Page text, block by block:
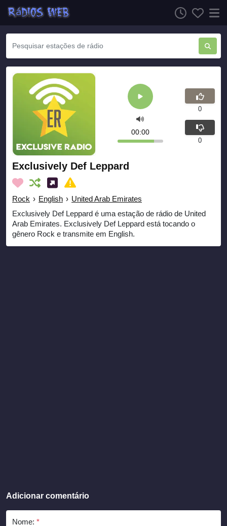
Exclusively Def Leppard
Rock › English › United Arab Emirates
Exclusively Def Leppard é uma estação de rádio de United
Arab Emirates. Exclusively Def Leppard está tocando o
gênero Rock e transmite em English.
00:00
0
0
Adicionar comentário
Nome: *